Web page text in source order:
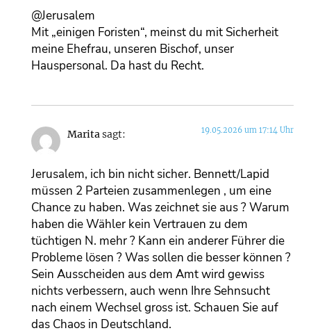
@Jerusalem
Mit „einigen Foristen“, meinst du mit Sicherheit
meine Ehefrau, unseren Bischof, unser
Hauspersonal. Da hast du Recht.
Maritasagt: 19.05.2026 um 17:14 Uhr
Jerusalem, ich bin nicht sicher. Bennett/Lapid
müssen 2 Parteien zusammenlegen , um eine
Chance zu haben. Was zeichnet sie aus ? Warum
haben die Wähler kein Vertrauen zu dem
tüchtigen N. mehr ? Kann ein anderer Führer die
Probleme lösen ? Was sollen die besser können ?
Sein Ausscheiden aus dem Amt wird gewiss
nichts verbessern, auch wenn Ihre Sehnsucht
nach einem Wechsel gross ist. Schauen Sie auf
das Chaos in Deutschland.